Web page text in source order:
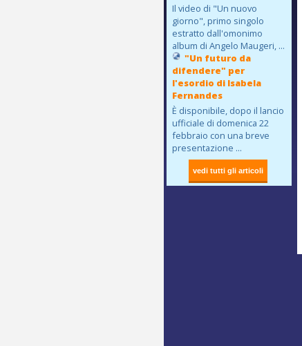
Il video di "Un nuovo
giorno", primo singolo
estratto dall'omonimo
album di Angelo Maugeri, ...
"Un futuro da
difendere" per
l'esordio di Isabela
Fernandes
È disponibile, dopo il lancio
ufficiale di domenica 22
febbraio con una breve
presentazione ...